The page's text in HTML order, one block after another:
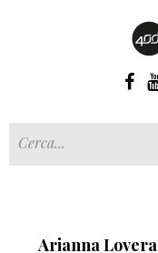
Arianna Lovera